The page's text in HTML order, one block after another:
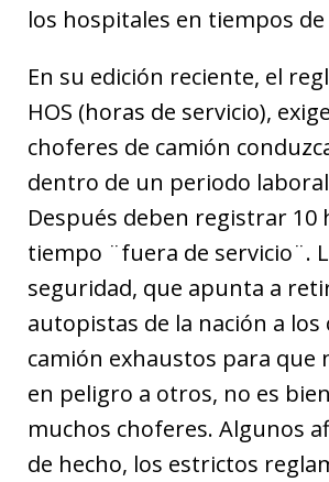
los hospitales en tiempos de
En su edición reciente, el
HOS (horas de servicio),
choferes de camión
dentro de un periodo
Después deben registrar 10
tiempo ¨fuera de servicio¨.
seguridad, que apunta a
autopistas de la nación a los
camión exhaustos para que
en peligro a otros, no es
muchos choferes. Algunos
de hecho, los estrictos